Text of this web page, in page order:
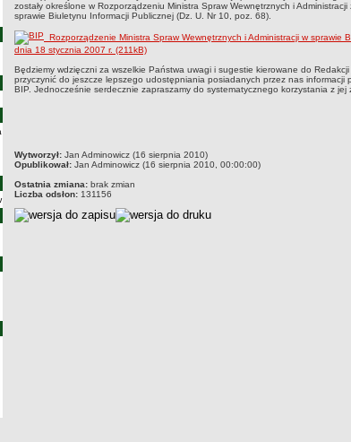
zostały określone w Rozporządzeniu Ministra Spraw Wewnętrznych i
sprawie Biuletynu Informacji Publicznej (Dz. U. Nr 10, poz. 68).
Rozporządzenie Ministra Spraw Wewnętrznych i Administracji w sprawie
dnia 18 stycznia 2007 r. (211kB)
Będziemy wdzięczni za wszelkie Państwa uwagi i sugestie kierowane do
przyczynić do jeszcze lepszego udostępniania posiadanych przez nas informacji
BIP. Jednocześnie serdecznie zapraszamy do systematycznego korzystania z jej
metryczka
Wytworzył: Jan Adminowicz (16 sierpnia 2010)
Opublikował: Jan Adminowicz (16 sierpnia 2010, 00:00:00)
Ostatnia zmiana: brak zmian
Liczba odsłon: 131156